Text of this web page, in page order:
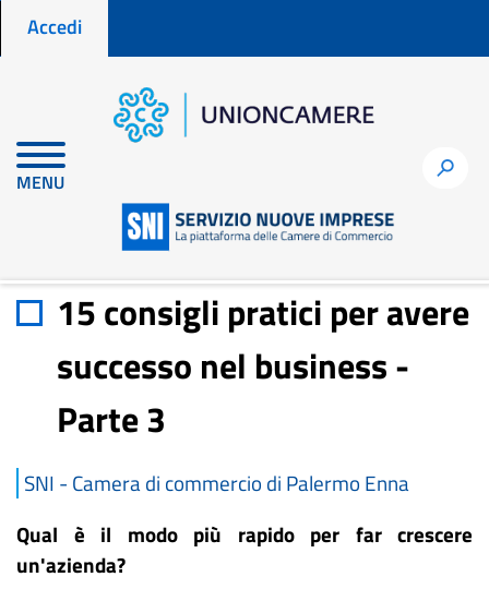
Menu profilo utente
Accedi
MENU
h
Home
15 consigli pratici per avere successo nel business - Parte 3
15 consigli pratici per avere
successo nel business -
Parte 3
SNI - Camera di commercio di Palermo Enna
Qual è il modo più rapido per far crescere
un'azienda?